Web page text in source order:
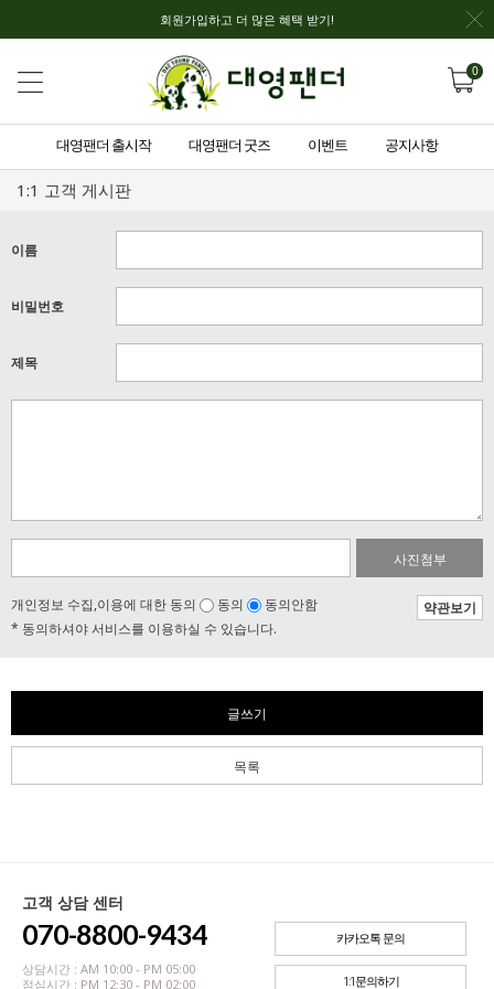
회원가입하고 더 많은 혜택 받기!
0
대영팬더 출시작 대영팬더 굿즈 이벤트 공지사항
1:1 고객 게시판
이름
비밀번호
제목
사진첨부
개인정보 수집,이용에 대한 동의 동의 동의안함
약관보기
* 동의하셔야 서비스를 이용하실 수 있습니다.
글쓰기
목록
고객 상담 센터
070-8800-9434
상담시간 : AM 10:00 - PM 05:00
점심시간 : PM 12:30 - PM 02:00
카카오톡 문의
1:1문의하기